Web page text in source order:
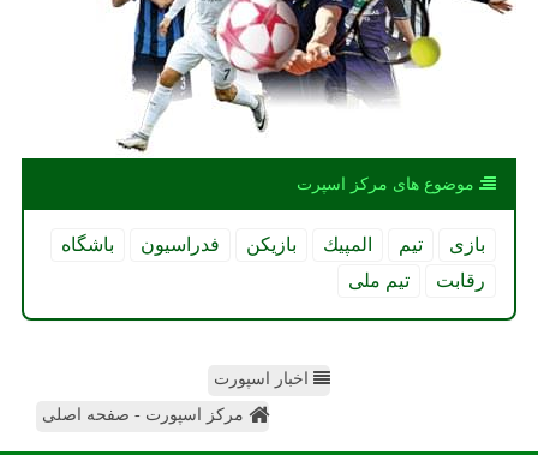
موضوع های مركز اسپرت
بازی تیم المپیك بازیكن فدراسیون
باشگاه
رقابت
تیم ملی
اخبار اسپورت
مرکز اسپورت - صفحه اصلی